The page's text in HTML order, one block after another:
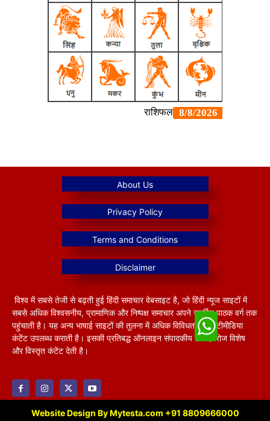
विश्व में सबसे तेजी से बढ़ती हुई हिंदी समाचार वेबसाइट है, जो हिंदी न्यूज साइटों में
सबसे अधिक विश्वसनीय, प्रामाणिक और निष्पक्ष समाचार अपने समर्पित पाठक वर्ग तक
पहुंचाती है। यह अन्य भाषाई साइटों की तुलना में अधिक विविधतापूर्ण मल्टीमीडिया
कंटेंट उपलब्ध कराती है। इसकी प्रतिबद्ध ऑनलाइन संपादकीय टीम हररोज विशेष
और विस्तृत कंटेंट देती है।
Website Design By Mytesta.com +91 8809666000